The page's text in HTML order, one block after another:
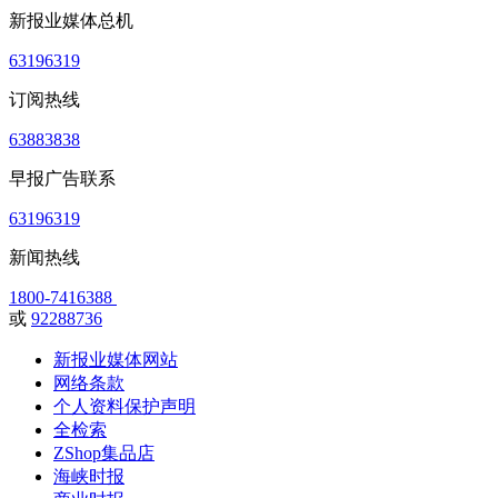
新报业媒体总机
63196319
订阅热线
63883838
早报广告联系
63196319
新闻热线
1800-7416388
或 92288736
新报业媒体网站
网络条款
个人资料保护声明
全检索
ZShop集品店
海峡时报